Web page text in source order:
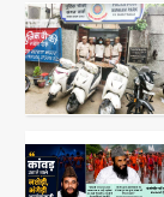
4